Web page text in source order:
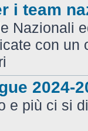
i team
Nazionali
con un
2024-
e più ci si